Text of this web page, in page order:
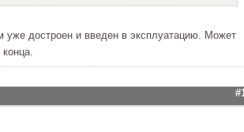
достроен и введен в эксплуатацию. Может